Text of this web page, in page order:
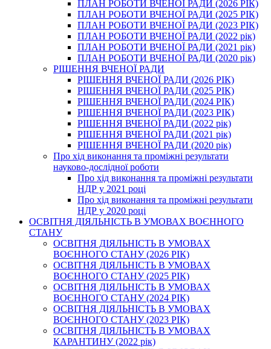
ПЛАН РОБОТИ ВЧЕНОЇ РАДИ (2026 РІК)
ПЛАН РОБОТИ ВЧЕНОЇ РАДИ (2025 РІК)
ПЛАН РОБОТИ ВЧЕНОЇ РАДИ (2023 РІК)
ПЛАН РОБОТИ ВЧЕНОЇ РАДИ (2022 рік)
ПЛАН РОБОТИ ВЧЕНОЇ РАДИ (2021 рік)
ПЛАН РОБОТИ ВЧЕНОЇ РАДИ (2020 рік)
РІШЕННЯ ВЧЕНОЇ РАДИ
РІШЕННЯ ВЧЕНОЇ РАДИ (2026 РІК)
РІШЕННЯ ВЧЕНОЇ РАДИ (2025 РІК)
РІШЕННЯ ВЧЕНОЇ РАДИ (2024 РІК)
РІШЕННЯ ВЧЕНОЇ РАДИ (2023 РІК)
РІШЕННЯ ВЧЕНОЇ РАДИ (2022 рік)
РІШЕННЯ ВЧЕНОЇ РАДИ (2021 рік)
РІШЕННЯ ВЧЕНОЇ РАДИ (2020 рік)
Про хід виконання та проміжні результати
науково-дослідної роботи
Про хід виконання та проміжні результати
НДР у 2021 році
Про хід виконання та проміжні результати
НДР у 2020 році
ОСВІТНЯ ДІЯЛЬНІСТЬ В УМОВАХ ВОЄННОГО
СТАНУ
ОСВІТНЯ ДІЯЛЬНІСТЬ В УМОВАХ
ВОЄННОГО СТАНУ (2026 РІК)
ОСВІТНЯ ДІЯЛЬНІСТЬ В УМОВАХ
ВОЄННОГО СТАНУ (2025 РІК)
ОСВІТНЯ ДІЯЛЬНІСТЬ В УМОВАХ
ВОЄННОГО СТАНУ (2024 РІК)
ОСВІТНЯ ДІЯЛЬНІСТЬ В УМОВАХ
ВОЄННОГО СТАНУ (2023 РІК)
ОСВІТНЯ ДІЯЛЬНІСТЬ В УМОВАХ
КАРАНТИНУ (2022 рік)